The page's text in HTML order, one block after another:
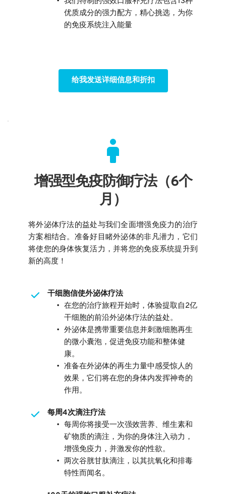
优质成分的强力配方，精心挑选，为你
的免疫系统注入能量
给我发送详细信息和折扣
增强型免疫防御疗法（6个
月）
将外泌体疗法的益处与我们全面增强免疫力的治疗
方案相结合。准备好目睹外泌体的非凡潜力，它们
将使您的身体恢复活力，并将您的免疫系统提升到
新的高度！
干细胞信使外泌体疗法
在您的治疗旅程开始时，体验提取自2亿
干细胞的前沿外泌体疗法的益处。
外泌体是携带重要信息并刺激细胞再生
的微小囊泡，促进免疫功能和整体健
康。
准备在外泌体的再生力量中感受惊人的
效果，它们将在您的身体内发挥神奇的
作用。
每周4次滴注疗法
每周你将接受一次强效营养、维生素和
矿物质的滴注，为你的身体注入动力，
增强免疫力，并激发你的性欲。
两次谷胱甘肽滴注，以其抗氧化和排毒
特性而闻名。